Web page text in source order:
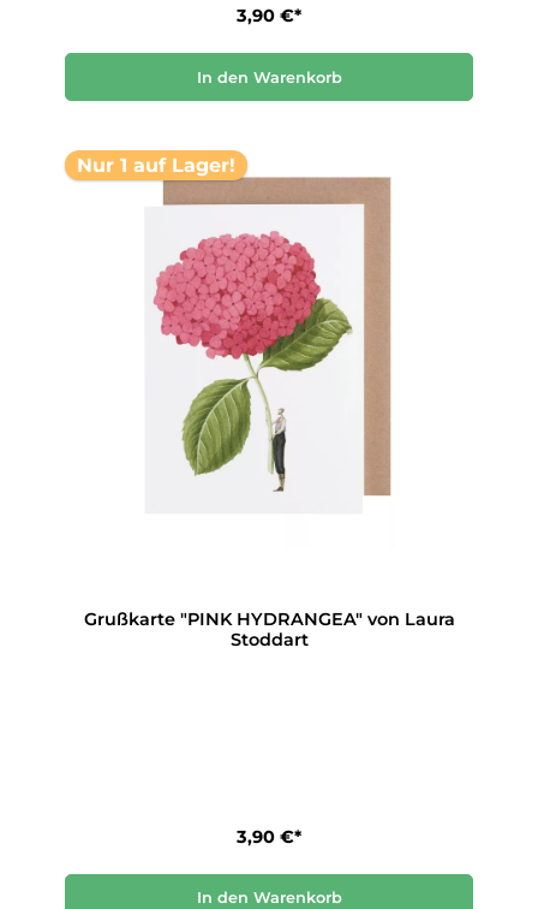
3,90 €*
In den Warenkorb
Nur 1 auf Lager!
Grußkarte "PINK HYDRANGEA" von Laura
Stoddart
3,90 €*
In den Warenkorb